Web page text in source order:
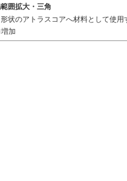
囲拡大・三角
状のアトラスコアへ材料として使
加